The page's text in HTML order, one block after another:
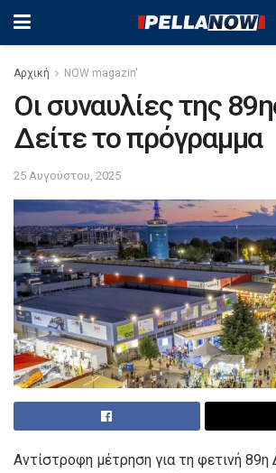
Αρχική NOW magazin'
Οι συναυλίες της
Δείτε το πρόγραμμα
25 Αυγούστου, 2025
Αντίστροφη μέτρηση για τη φετινή 89η